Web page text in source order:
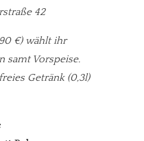
42
€) wählt ihr
samt Vorspeise.
Getränk (0,3l)